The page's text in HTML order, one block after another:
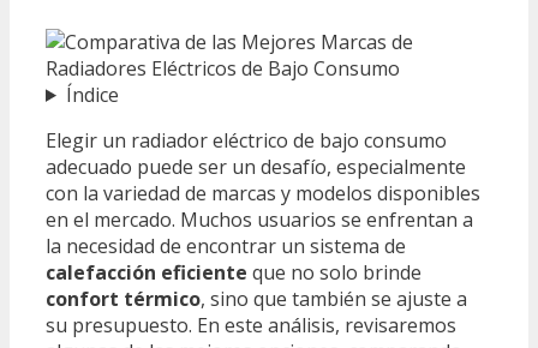
Índice
Elegir un radiador eléctrico de bajo consumo
adecuado puede ser un desafío, especialmente
con la variedad de marcas y modelos disponibles
en el mercado. Muchos usuarios se enfrentan a
la necesidad de encontrar un sistema de
calefacción eficiente que no solo brinde
confort térmico, sino que también se ajuste a
su presupuesto. En este análisis, revisaremos